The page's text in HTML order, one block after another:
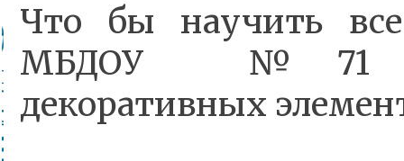
Что бы научить
МБДОУ №71
декоративных